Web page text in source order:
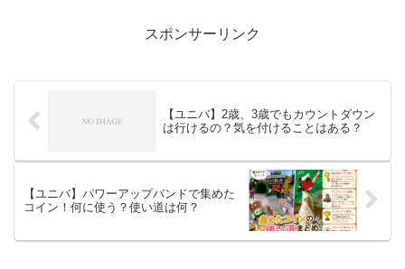
スポンサーリンク
【ユニバ】2歳、3歳でもカウントダウン
は行けるの？気を付けることはある？
【ユニバ】パワーアップバンドで集めた
コイン！何に使う？使い道は何？